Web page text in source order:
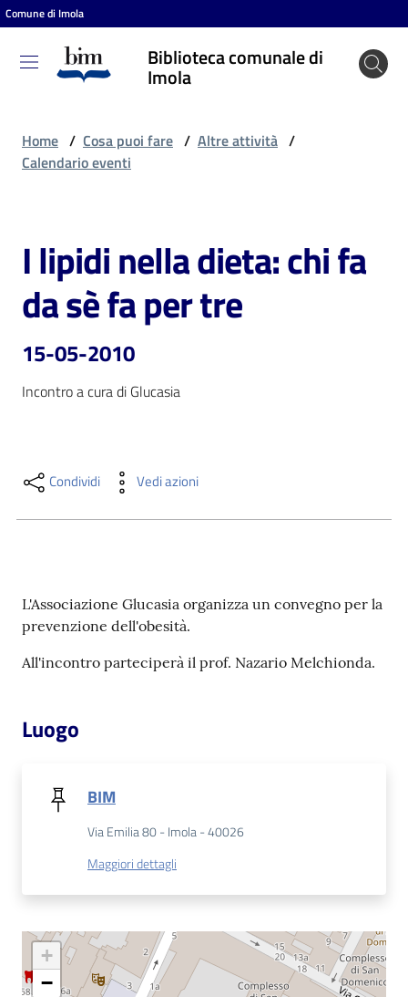
Vai al contenuto
Vai alla navigazione
Vai al footer
Comune di Imola
Biblioteca comunale di
Imola
Biblioteca
comunale
Cosa
puoi
fare
Scopri
Casa
Archivio
Decentrate
lettura
Home / Cosa puoi fare / Altre attività /
Calendario eventi
Salta al contenuto
I lipidi nella dieta: chi fa
da sè fa per tre
15-05-2010
Incontro a cura di Glucasia
Condividi Vedi azioni
L'Associazione Glucasia organizza un convegno per la
prevenzione dell'obesità.
All'incontro parteciperà il prof. Nazario Melchionda.
Luogo
BIM
Via Emilia 80 - Imola - 40026
Maggiori dettagli
+
−